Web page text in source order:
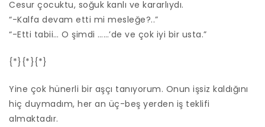
Cesur çocuktu, soğuk kanlı ve kararlıydı.
“-Kalfa devam etti mi mesleğe?..”
“-Etti tabii… O şimdi ……’de ve çok iyi bir usta.”
{*}{*}{*}
Yine çok hünerli bir aşçı tanıyorum. Onun işsiz kaldığını
hiç duymadım, her an üç-beş yerden iş teklifi
almaktadır.